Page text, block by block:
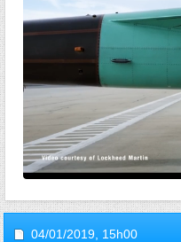
04/01/2019, 15h00